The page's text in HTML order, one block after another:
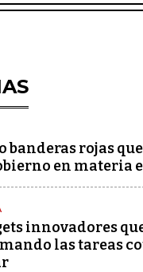
banderas rojas
en materia
innovadores
las tareas